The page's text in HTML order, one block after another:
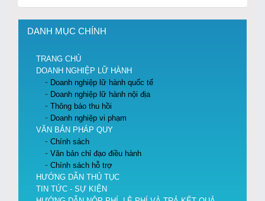
DANH MỤC CHÍNH
TRANG CHỦ
DOANH NGHIỆP LỮ HÀNH
Doanh nghiệp lữ hành quốc tế
Doanh nghiệp lữ hành nội địa
Thông báo thu hồi
Doanh nghiệp vi phạm
VĂN BẢN PHÁP QUY
Chính sách
Văn bản chỉ đạo điều hành
Chính sách hỗ trợ
HƯỚNG DẪN THỦ TỤC
TIN TỨC - SỰ KIỆN